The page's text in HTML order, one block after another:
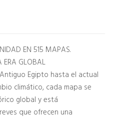
EN 515 MAPAS.
ERA GLOBAL
Egipto hasta el actual
climático, cada mapa se
global y está
que ofrecen una